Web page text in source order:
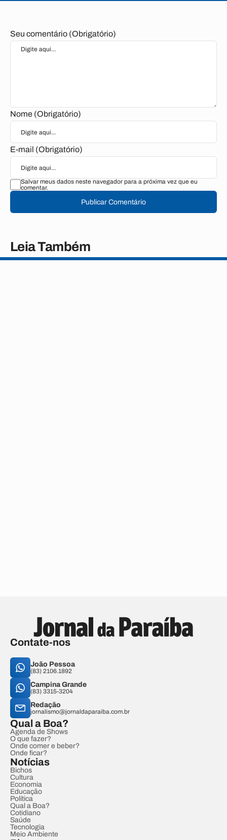
Seu comentário (Obrigatório)
Nome (Obrigatório)
E-mail (Obrigatório)
Salvar meus dados neste navegador para a próxima vez que eu
comentar.
Publicar Comentário
Leia Também
Contate-nos
João Pessoa
(83) 2106.1892
Campina Grande
(83) 3315-3204
Redação
jornalismo@jornaldaparaiba.com.br
Qual a Boa?
Agenda de Shows
O que fazer?
Onde comer e beber?
Onde ficar?
Notícias
Bichos
Cultura
Economia
Educação
Política
Qual a Boa?
Cotidiano
Saúde
Tecnologia
Meio Ambiente